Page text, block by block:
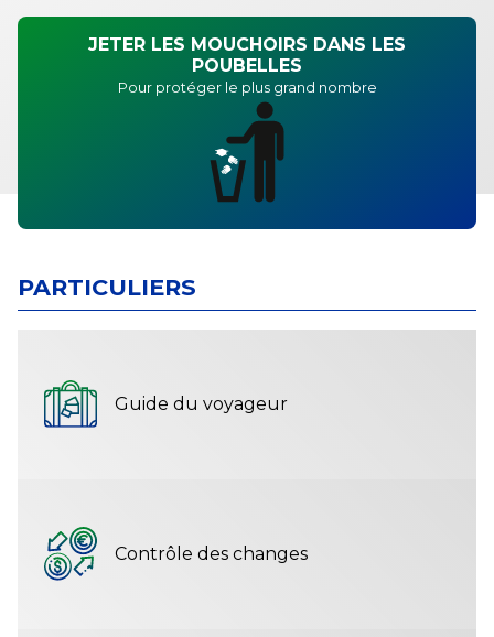
JETER LES MOUCHOIRS DANS LES
POUBELLES
Pour protéger le plus grand nombre
PARTICULIERS
Guide du voyageur
Contrôle des changes